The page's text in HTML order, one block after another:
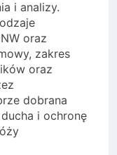
i analizy.
oraz
zakres
oraz
dobrana
i ochronę